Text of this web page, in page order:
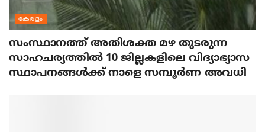
കേരളം
സംസ്ഥാനത്ത് അതിശക്ത മഴ തുടരുന്ന
സാഹചര്യത്തിൽ 10 ജില്ലകളിലെ വിദ്യാഭ്യാസ
സ്ഥാപനങ്ങൾക്ക് നാളെ സമ്പൂർണ അവധി